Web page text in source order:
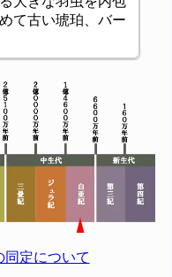
て古い琥珀、バー
定について